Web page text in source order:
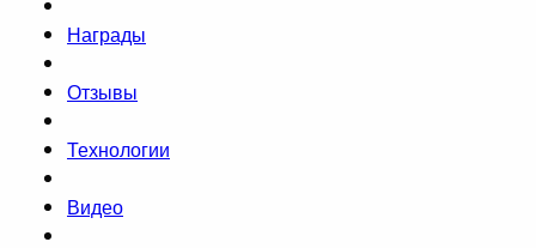
Награды
Отзывы
Технологии
Видео